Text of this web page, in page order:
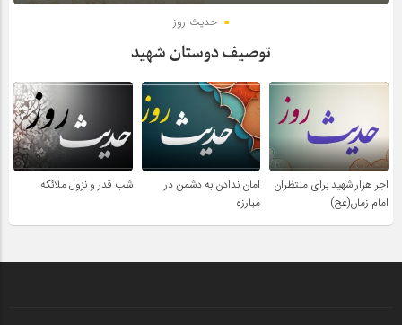
حدیث روز
توصیف دوستان شهید
اجر هزار شهید برای منتظران
امام زمان(عج)
امان ندادن به دشمن در
مبارزه
شب قدر و نزول ملائکه